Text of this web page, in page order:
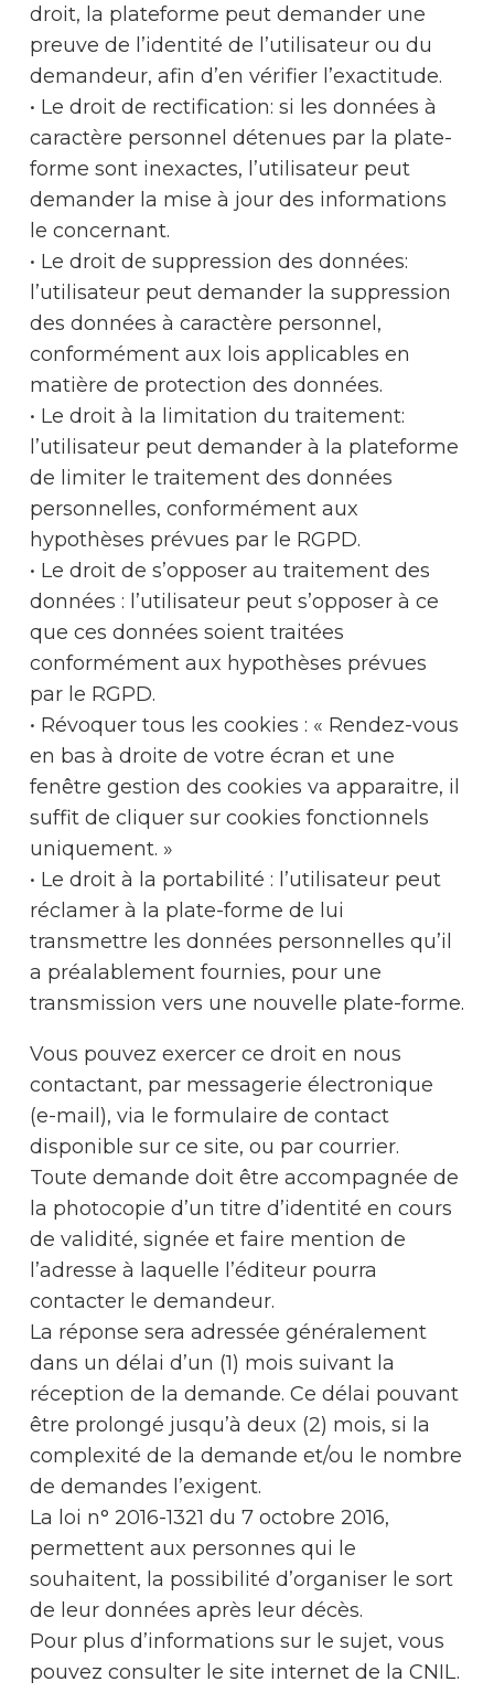
droit, la plateforme peut demander une
preuve de l’identité de l’utilisateur ou du
demandeur, afin d’en vérifier l’exactitude.
• Le droit de rectification: si les données à
caractère personnel détenues par la plate-
forme sont inexactes, l’utilisateur peut
demander la mise à jour des informations
le concernant.
• Le droit de suppression des données:
l’utilisateur peut demander la suppression
des données à caractère personnel,
conformément aux lois applicables en
matière de protection des données.
• Le droit à la limitation du traitement:
l’utilisateur peut demander à la plateforme
de limiter le traitement des données
personnelles, conformément aux
hypothèses prévues par le RGPD.
• Le droit de s’opposer au traitement des
données : l’utilisateur peut s’opposer à ce
que ces données soient traitées
conformément aux hypothèses prévues
par le RGPD.
• Révoquer tous les cookies : « Rendez-vous
en bas à droite de votre écran et une
fenêtre gestion des cookies va apparaitre, il
suffit de cliquer sur cookies fonctionnels
uniquement. »
• Le droit à la portabilité : l’utilisateur peut
réclamer à la plate-forme de lui
transmettre les données personnelles qu’il
a préalablement fournies, pour une
transmission vers une nouvelle plate-forme.
Vous pouvez exercer ce droit en nous
contactant, par messagerie électronique
(e-mail), via le formulaire de contact
disponible sur ce site, ou par courrier.
Toute demande doit être accompagnée de
la photocopie d’un titre d’identité en cours
de validité, signée et faire mention de
l’adresse à laquelle l’éditeur pourra
contacter le demandeur.
La réponse sera adressée généralement
dans un délai d’un (1) mois suivant la
réception de la demande. Ce délai pouvant
être prolongé jusqu’à deux (2) mois, si la
complexité de la demande et/ou le nombre
de demandes l’exigent.
La loi n° 2016-1321 du 7 octobre 2016,
permettent aux personnes qui le
souhaitent, la possibilité d’organiser le sort
de leur données après leur décès.
Pour plus d’informations sur le sujet, vous
pouvez consulter le site internet de la CNIL.